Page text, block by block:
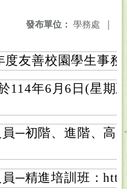
發布單位： 學務處 |
度友善校園學生事
114年6月6日(星期
─初階、進階、高
─精進培訓班：